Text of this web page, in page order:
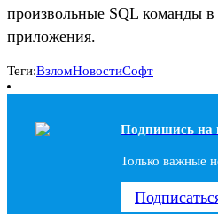
произвольные SQL команды в
приложения.
Теги:ВзломНовостиСофт
Подпишись на
Только важные